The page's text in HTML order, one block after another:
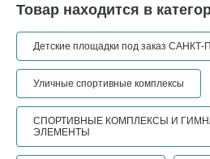
Товар находится в
Детские площадки под заказ
Уличные спортивные комплексы
СПОРТИВНЫЕ КОМПЛЕКСЫ И
ЭЛЕМЕНТЫ